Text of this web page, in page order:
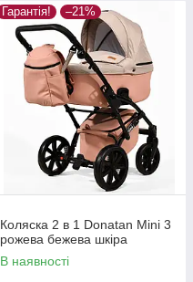
Гарантія! –21%
Коляска 2 в 1 Donatan Mini 3
рожева бежева шкіра
В наявності